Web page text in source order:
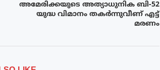
അമേരിക്കയുടെ അത്യാധുനിക ബി-52
യുദ്ധ വിമാനം തകർന്നുവീണ് എട്ട്
മരണം